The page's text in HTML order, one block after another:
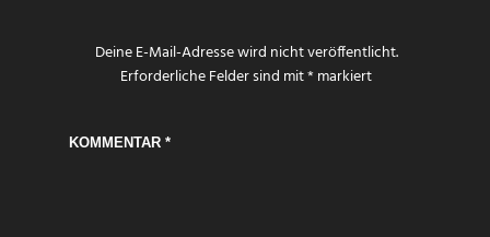
Deine E-Mail-Adresse wird nicht veröffentlicht.
Erforderliche Felder sind mit*markiert
KOMMENTAR *